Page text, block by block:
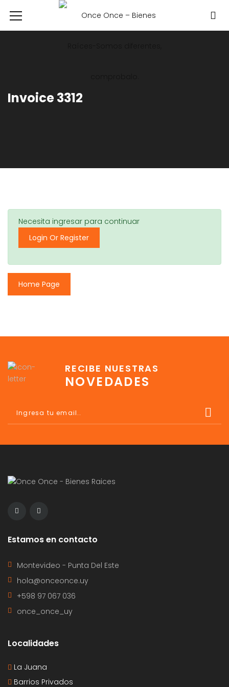
Invoice 3312
Necesita ingresar para continuar
Login Or Register
Home Page
RECIBE NUESTRAS
NOVEDADES
Estamos en contacto
Montevideo - Punta Del Este
hola@onceonce.uy
+598 97 067 036
once_once_uy
Localidades
La Juana
Barrios Privados